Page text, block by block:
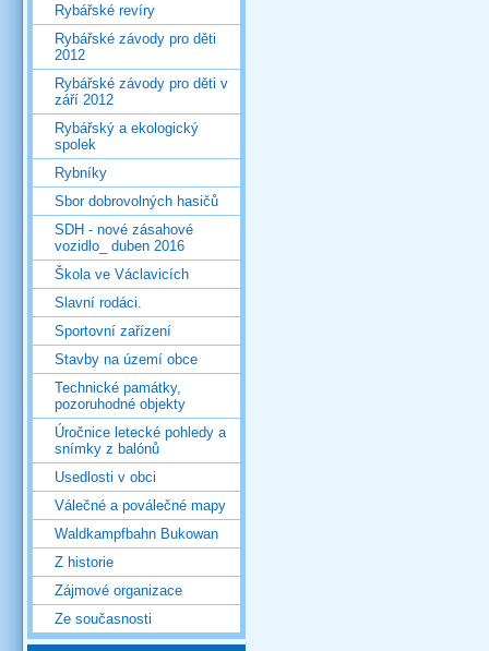
Rybářské revíry
Rybářské závody pro děti
2012
Rybářské závody pro děti v
září 2012
Rybářský a ekologický
spolek
Rybníky
Sbor dobrovolných hasičů
SDH - nové zásahové
vozidlo_ duben 2016
Škola ve Václavicích
Slavní rodáci.
Sportovní zařízení
Stavby na území obce
Technické památky,
pozoruhodné objekty
Úročnice letecké pohledy a
snímky z balónů
Usedlosti v obci
Válečné a poválečné mapy
Waldkampfbahn Bukowan
Z historie
Zájmové organizace
Ze současnosti